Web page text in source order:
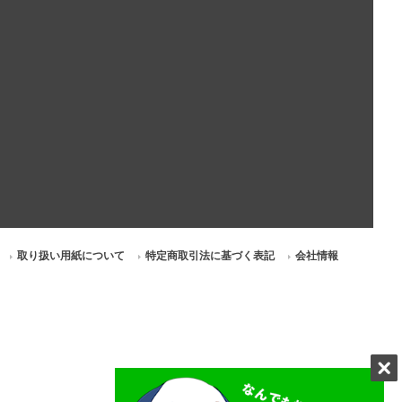
取り扱い用紙について 特定商取引法に基づく表記 会社情報